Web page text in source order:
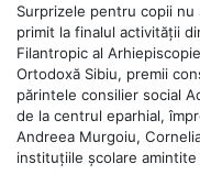
Surprizele pentru copii
primit la finalul activității
Filantropic al
Ortodoxă Sibiu, premii
părintele consilier social
de la centrul eparhial,
Andreea Murgoiu,
instituțiile școlare amintite